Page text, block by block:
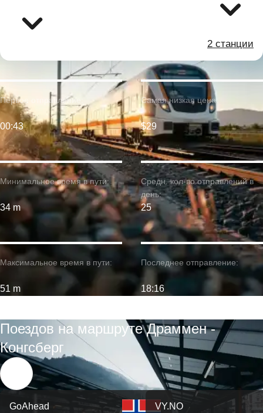
2 станции
Минимальное время в пути:
34 m
Первое отправление:
00:43
Максимальное время в пути:
51 m
Самая низкая цена:
$29
Средн. кол-во отправлений в
день:
25
Последнее отправление:
18:16
Поездов на маршруте Драммен -
Конгсберг
GoAhead VY.NO